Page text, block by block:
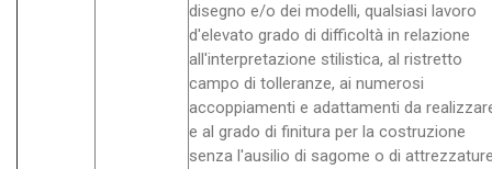
disegno e/o dei modelli, qualsiasi lavoro
d'elevato grado di difficoltà in relazione
all'interpretazione stilistica, al ristretto
campo di tolleranze, ai numerosi
accoppiamenti e adattamenti da
e al grado di finitura per la costruzione
senza l'ausilio di sagome o di